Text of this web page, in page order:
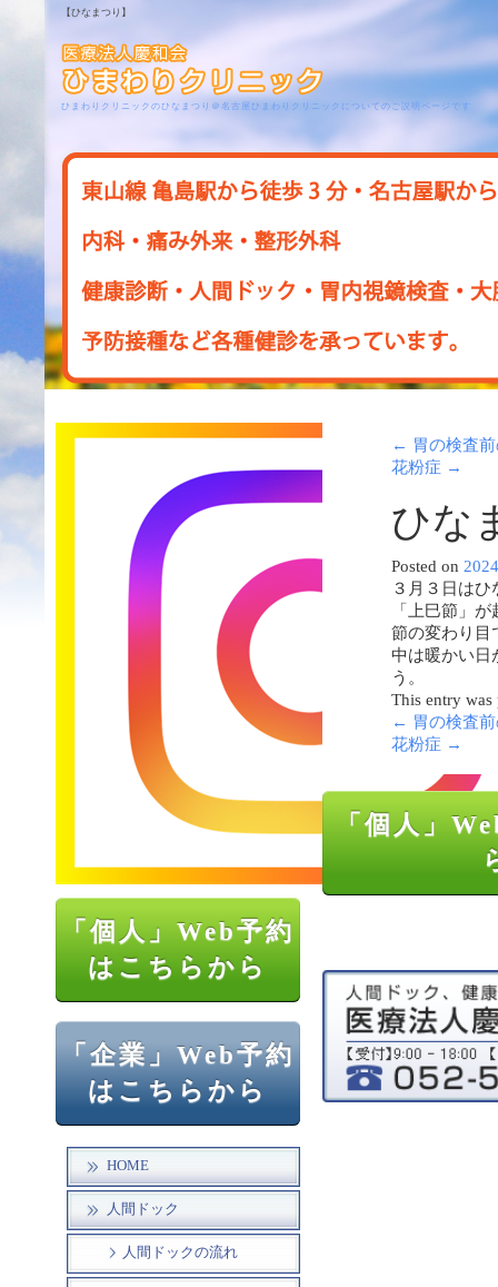
【ひなまつり】
ひまわりクリニックのひなまつり＠名古屋ひまわりクリニックについてのご説明ページです
「個人」Web予約
はこちらから
「企業」Web予約
はこちらから
HOME
人間ドック
人間ドックの流れ
← 胃の検査
花粉症 →
ひな
Posted on
３月３日は
「上巳節」
節の変わり目
中は暖かい日
う。
This entry
← 胃の検査
花粉症 →
「個人」